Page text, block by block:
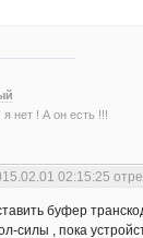
нет ! А он есть !!!
02:15:25
буфер
силы , пока